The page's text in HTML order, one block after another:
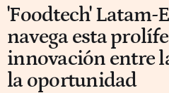
'Foodtech' Latam-
navega esta
innovación entre
la oportunidad